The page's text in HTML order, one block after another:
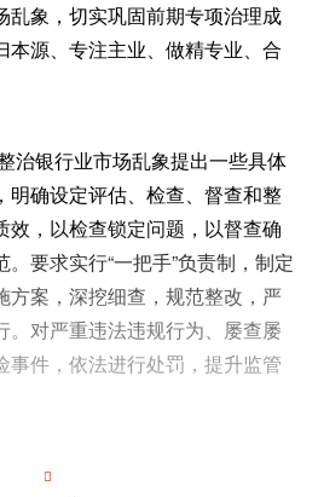
乱象，切实巩固前期专项治理成
本源、专注主业、做精专业、合
治银行业市场乱象提出一些具体
明确设定评估、检查、督查和整
效，以检查锁定问题，以督查确
要求实行“一把手”负责制，制定
方案，深挖细查，规范整改，严
。对严重违法违规行为、屡查屡
事件，依法进行处罚，提升监管
